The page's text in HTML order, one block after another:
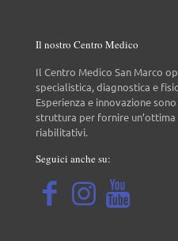
Il nostro Centro Medico
Il Centro Medico San Marco
specialistica, diagnostica e
Esperienza e innovazione
struttura per fornire
riabilitativi.
Seguici anche su: